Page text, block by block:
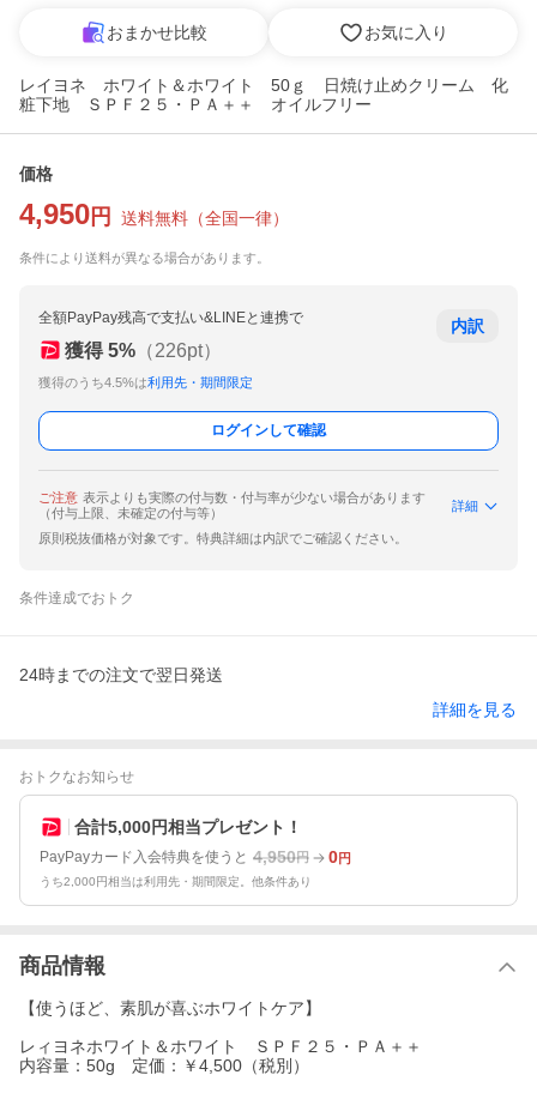
おまかせ比較 お気に入り
レイヨネ ホワイト＆ホワイト 50ｇ 日焼け止めクリーム 化
粧下地 ＳＰＦ２５・ＰＡ＋＋ オイルフリー
価格
4,950 円 送料無料 （全国一律）
条件により送料が異なる場合があります。
全額PayPay残高で支払い&LINEと連携で
獲得 5% （226pt）
獲得のうち4.5%は利用先・期間限定
内訳
ログインして確認
ご注意 表示よりも実際の付与数・付与率が少ない場合があります
（付与上限、未確定の付与等）
詳細
原則税抜価格が対象です。特典詳細は内訳でご確認ください。
条件達成でおトク
24時までの注文で翌日発送
詳細を見る
おトクなお知らせ
合計5,000円相当プレゼント！
PayPayカード入会特典を使うと 4,950円 0円
うち2,000円相当は利用先・期間限定。他条件あり
商品情報
【使うほど、素肌が喜ぶホワイトケア】
レィヨネホワイト＆ホワイト ＳＰＦ２５・ＰＡ＋＋
内容量：50g 定価：￥4,500（税別）